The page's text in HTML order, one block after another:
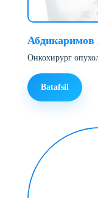
Онкохирург
Batafsil